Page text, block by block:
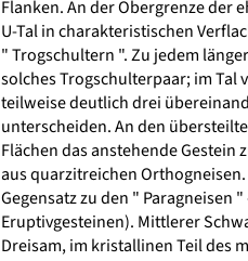
Flanken. An der Obergrenze der
U-Tal in charakteristischen
" Trogschultern ". Zu jedem
solches Trogschulterpaar; im Tal
teilweise deutlich drei
unterscheiden. An den
Flächen das anstehende Gestein
aus quarzitreichen
Gegensatz zu den " Paragneisen
Eruptivgesteinen). Mittlerer
Dreisam, im kristallinen Teil des